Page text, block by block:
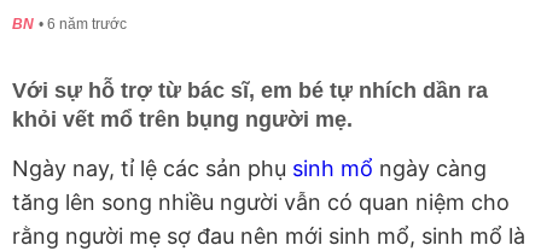
BN 6 năm trước
Với sự hỗ trợ từ bác sĩ, em bé tự nhích dần ra
khỏi vết mổ trên bụng người mẹ.
Ngày nay, tỉ lệ các sản phụ sinh mổ ngày càng
tăng lên song nhiều người vẫn có quan niệm cho
rằng người mẹ sợ đau nên mới sinh mổ, sinh mổ là